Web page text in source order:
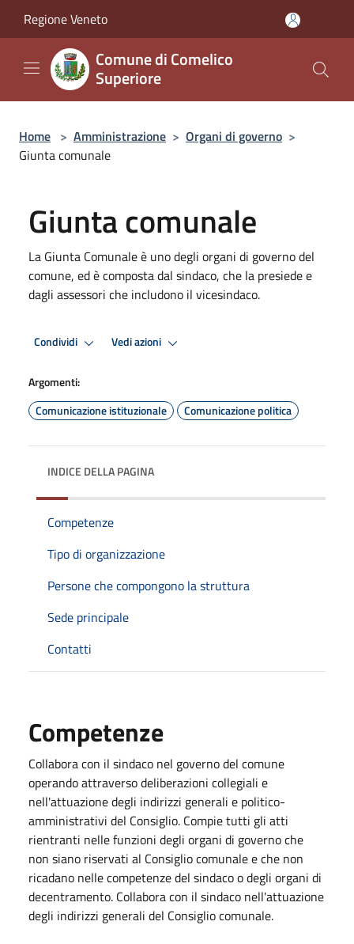
Regione Veneto
Comune di Comelico
Superiore
Home > Amministrazione > Organi di governo >
Giunta comunale
Giunta comunale
La Giunta Comunale è uno degli organi di governo del
comune, ed è composta dal sindaco, che la presiede e
dagli assessori che includono il vicesindaco.
Condividi Vedi azioni
Argomenti:
Comunicazione istituzionale
Comunicazione politica
INDICE DELLA PAGINA
Competenze
Tipo di organizzazione
Persone che compongono la struttura
Sede principale
Contatti
Competenze
Collabora con il sindaco nel governo del comune
operando attraverso deliberazioni collegiali e
nell'attuazione degli indirizzi generali e politico-
amministrativi del Consiglio. Compie tutti gli atti
rientranti nelle funzioni degli organi di governo che
non siano riservati al Consiglio comunale e che non
ricadano nelle competenze del sindaco o degli organi di
decentramento. Collabora con il sindaco nell'attuazione
degli indirizzi generali del Consiglio comunale.